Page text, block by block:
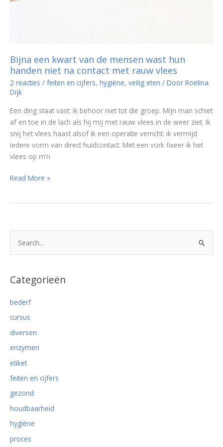
Bijna een kwart van de mensen wast hun
handen niet na contact met rauw vlees
2 reacties / feiten en cijfers, hygiëne, veilig eten / Door Roelina
Dijk
Een ding staat vast: ik behoor niet tot die groep. Mijn man schiet
af en toe in de lach als hij mij met rauw vlees in de weer ziet. Ik
snij het vlees haast alsof ik een operatie verricht: ik vermijd
iedere vorm van direct huidcontact. Met een vork fixeer ik het
vlees op m’n
Bijna
wast
hun
niet
contact
met
vlees
Read More »
k
a
a
r
:
Categorieën
bederf
cursus
diversen
enzymen
etiket
feiten en cijfers
gezond
houdbaarheid
hygiëne
proces